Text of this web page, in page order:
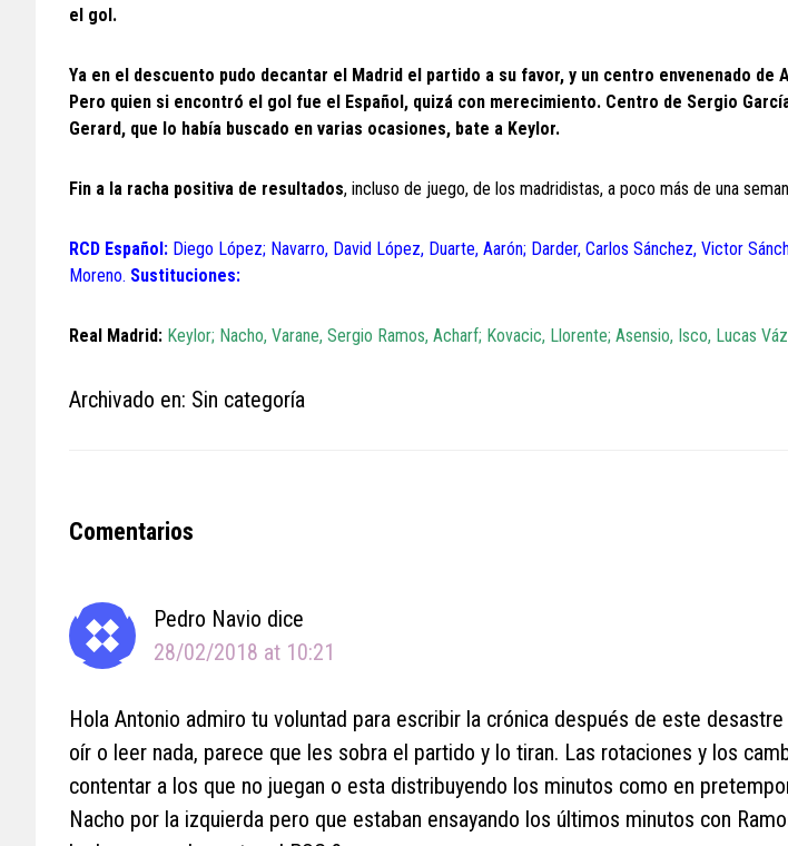
el gol.
Ya en el descuento pudo decantar el Madrid el partido a su favor, y un centro envenenado
Pero quien si encontró el gol fue el Español, quizá con merecimiento. Centro de Sergio
Gerard, que lo había buscado en varias ocasiones, bate a Keylor.
Fin a la racha positiva de resultados, incluso de juego, de los madridistas, a poco más de una
RCD Español: Diego López; Navarro, David López, Duarte, Aarón; Darder, Carlos Sánchez, Victor
Moreno. Sustituciones:
Real Madrid: Keylor; Nacho, Varane, Sergio Ramos, Acharf; Kovacic, Llorente; Asensio, Isco, Lucas
Archivado en: Sin categoría
Reader
Comentarios
Pedro Navio dice
28/02/2018 at 10:21
Hola Antonio admiro tu voluntad para escribir la crónica después de este
oír o leer nada, parece que les sobra el partido y lo tiran. Las rotaciones y los
contentar a los que no juegan o esta distribuyendo los minutos como en
Nacho por la izquierda pero que estaban ensayando los últimos minutos con